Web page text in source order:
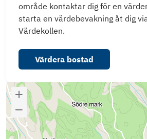
område kontaktar dig för en
starta en värdebevakning åt dig
Värdekollen.
Värdera bostad